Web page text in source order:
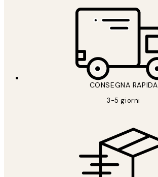
CONSEGNA RAPIDA
3-5 giorni